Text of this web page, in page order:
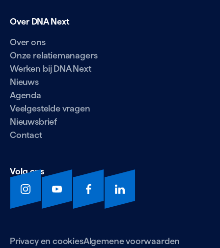
Over DNA Next
Over ons
Onze relatiemanagers
Werken bij DNA Next
Nieuws
Agenda
Veelgestelde vragen
Nieuwsbrief
Contact
Privacy en cookiesAlgemene voorwaarden
Volg ons